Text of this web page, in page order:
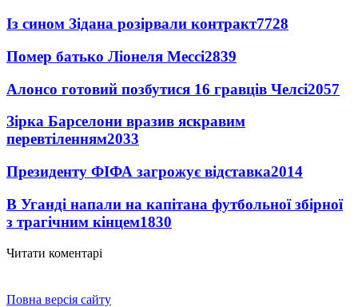
Із сином Зідана розірвали контракт7728
Помер батько Ліонеля Мессі2839
Алонсо готовий позбутися 16 гравців Челсі2057
Зірка Барселони вразив яскравим
перевтіленням2033
Президенту ФІФА загрожує відставка2014
В Уганді напали на капітана футбольної збірної
з трагічним кінцем1830
Читати коментарі
Повна версія сайту